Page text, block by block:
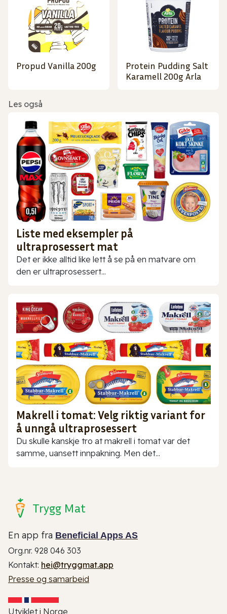
Propud Vanilla 200g
Protein Pudding Salt
Karamell 200g Arla
Les også
Liste med eksempler på
ultraprosessert mat
Det er ikke alltid like lett å se på en matvare om
den er ultraprosessert...
Makrell i tomat: Velg riktig variant for
å unngå ultraprosessert
Du skulle kanskje tro at makrell i tomat var det
samme, uansett innpakning. Men det...
Trygg Mat
En app fra Beneficial Apps AS
Org.nr. 928 046 303
Kontakt: hei@tryggmat.app
Presse og samarbeid
Utviklet i Norge